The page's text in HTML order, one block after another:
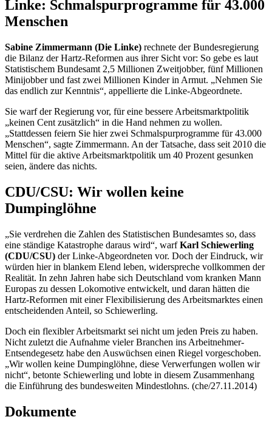
Linke: Schmalspurprogramme für 43.000
Menschen
Sabine Zimmermann (Die Linke) rechnete der Bundesregierung
die Bilanz der Hartz-Reformen aus ihrer Sicht vor: So gebe es laut
Statistischem Bundesamt 2,5 Millionen Zweitjobber, fünf Millionen
Minijobber und fast zwei Millionen Kinder in Armut. „Nehmen Sie
das endlich zur Kenntnis“, appellierte die Linke-Abgeordnete.
Sie warf der Regierung vor, für eine bessere Arbeitsmarktpolitik
„keinen Cent zusätzlich“ in die Hand nehmen zu wollen.
„Stattdessen feiern Sie hier zwei Schmalspurprogramme für 43.000
Menschen“, sagte Zimmermann. An der Tatsache, dass seit 2010 die
Mittel für die aktive Arbeitsmarktpolitik um 40 Prozent gesunken
seien, ändere das nichts.
CDU/CSU: Wir wollen keine
Dumpinglöhne
„Sie verdrehen die Zahlen des Statistischen Bundesamtes so, dass
eine ständige Katastrophe daraus wird“, warfKarl Schiewerling
(CDU/CSU) der Linke-Abgeordneten vor. Doch der Eindruck, wir
würden hier in blankem Elend leben, widerspreche vollkommen der
Realität. In zehn Jahren habe sich Deutschland vom kranken Mann
Europas zu dessen Lokomotive entwickelt, und daran hätten die
Hartz-Reformen mit einer Flexibilisierung des Arbeitsmarktes einen
entscheidenden Anteil, so Schiewerling.
Doch ein flexibler Arbeitsmarkt sei nicht um jeden Preis zu haben.
Nicht zuletzt die Aufnahme vieler Branchen ins Arbeitnehmer-
Entsendegesetz habe den Auswüchsen einen Riegel vorgeschoben.
„Wir wollen keine Dumpinglöhne, diese Verwerfungen wollen wir
nicht“, betonte Schiewerling und lobte in diesem Zusammenhang
die Einführung des bundesweiten Mindestlohns. (che/27.11.2014)
Dokumente